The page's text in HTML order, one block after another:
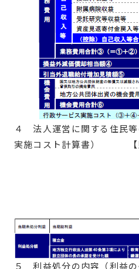
４ 法人運営に関する住民
実施コスト計算書） 【財
５ 利益処分の内容（利益